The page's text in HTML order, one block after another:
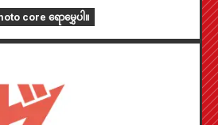
core ရောမွှေပါ။